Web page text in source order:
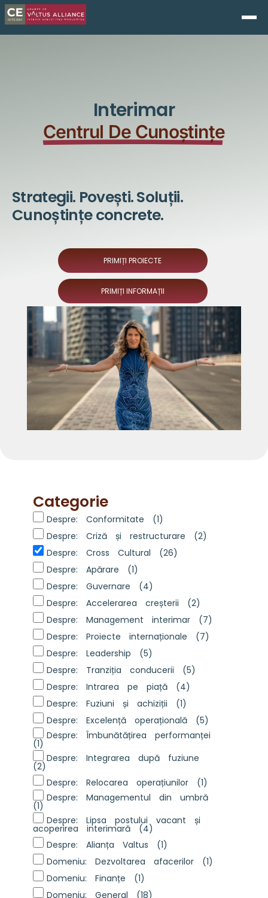
Interimar
Centrul De Cunoștințe
Strategii. Povești. Soluții.
Cunoștințe concrete.
PRIMIȚI PROIECTE
PRIMIȚI INFORMAȚII
Categorie
Despre: Conformitate (1)
Despre: Criză și restructurare (2)
Despre: Cross Cultural (26)
Despre: Apărare (1)
Despre: Guvernare (4)
Despre: Accelerarea creșterii (2)
Despre: Management interimar (7)
Despre: Proiecte internaționale (7)
Despre: Leadership (5)
Despre: Tranziția conducerii (5)
Despre: Intrarea pe piață (4)
Despre: Fuziuni și achiziții (1)
Despre: Excelență operațională (5)
Despre: Îmbunătățirea performanței
(1)
Despre: Integrarea după fuziune
(2)
Despre: Relocarea operațiunilor (1)
Despre: Managementul din umbră
(1)
Despre: Lipsa postului vacant și
acoperirea interimară (4)
Despre: Alianța Valtus (1)
Domeniu: Dezvoltarea afacerilor (1)
Domeniu: Finanțe (1)
Domeniu: General (18)